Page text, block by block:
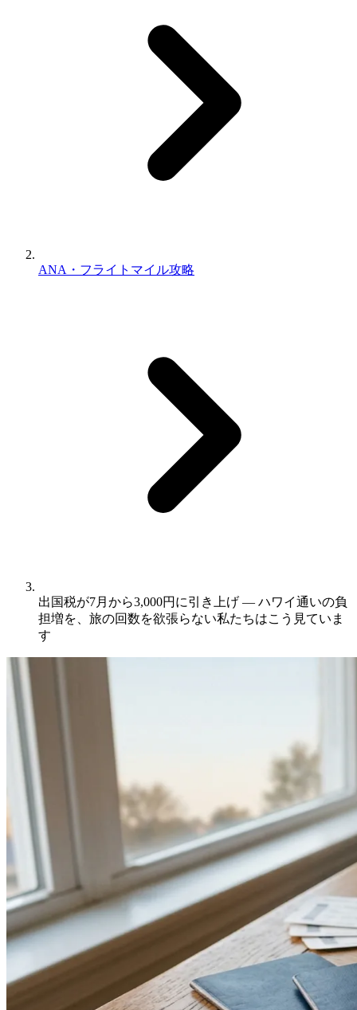
ANA・フライトマイル攻略
出国税が7月から3,000円に引き上げ ― ハワイ通いの負
担増を、旅の回数を欲張らない私たちはこう見ていま
す